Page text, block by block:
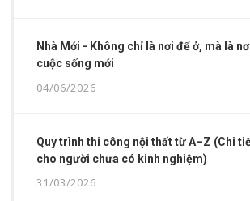
Nhà Mới - Không chỉ là nơi để ở, mà là
cuộc sống mới
04/06/2026
Quy trình thi công nội thất từ A–Z (Chi
cho người chưa có kinh nghiệm)
31/03/2026